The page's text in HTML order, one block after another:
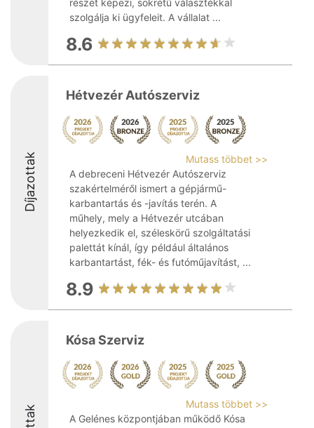
részét képezi, sokrétű választékkal
szolgálja ki ügyfeleit. A vállalat ...
8.6
Díjazottak
Hétvezér Autószerviz
Mutass többet >>
A debreceni Hétvezér Autószerviz
szakértelméről ismert a gépjármű-
karbantartás és -javítás terén. A
műhely, mely a Hétvezér utcában
helyezkedik el, széleskörű szolgáltatási
palettát kínál, így például általános
karbantartást, fék- és futóműjavítást, ...
8.9
Kósa Szerviz
Mutass többet >>
A Gelénes központjában működő Kósa